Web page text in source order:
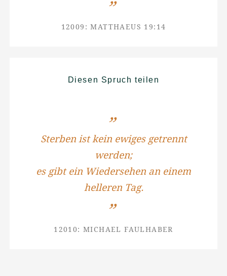
12009: MATTHAEUS 19:14
Diesen Spruch teilen
Sterben ist kein ewiges getrennt
werden;
es gibt ein Wiedersehen an einem
helleren Tag.
12010: MICHAEL FAULHABER